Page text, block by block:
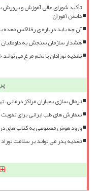
تأکید شورای عالی آموزش و
دانش آموزان
آن چه باید درباره ی رفلاکس معده
هشدار سازمان سنجش به داوطلبان
تغذیه نوزادان با تخم مرغ می
نرمال سازی بمباران مراکز
سفارش های طب ایرانی برای تقویت
ورود هوش مصنوعی به کتاب های
تغذیه پدر می تواند بر سلامت نوزاد